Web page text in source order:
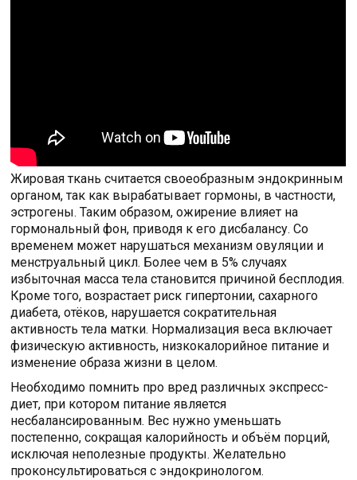
Жировая ткань считается своеобразным эндокринным
органом, так как вырабатывает гормоны, в частности,
эстрогены. Таким образом, ожирение влияет на
гормональный фон, приводя к его дисбалансу. Со
временем может нарушаться механизм овуляции и
менструальный цикл. Более чем в 5% случаях
избыточная масса тела становится причиной бесплодия.
Кроме того, возрастает риск гипертонии, сахарного
диабета, отёков, нарушается сократительная
активность тела матки. Нормализация веса включает
физическую активность, низкокалорийное питание и
изменение образа жизни в целом.
Необходимо помнить про вред различных экспресс-
диет, при котором питание является
несбалансированным. Вес нужно уменьшать
постепенно, сокращая калорийность и объём порций,
исключая неполезные продукты. Желательно
проконсультироваться с эндокринологом.